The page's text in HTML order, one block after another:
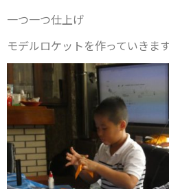
一つ一つ仕上げ
モデルロケットを作っていきま